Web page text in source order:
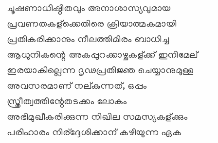
ചൂഷണാധിഷ്ഠിതവും അനാശാസ്യവുമായ
പ്രവണതകള്ക്കെതിരെ ക്രിയാത്മകമായി
പ്രതികരിക്കാനും നീലത്തിമിരം ബാധിച്ച
ആധുനികന്റെ അകപ്പുറക്കാഴ്ചകള്ക്ക് ഇനിമേല്
ഇരയാകില്ലെന്ന ദൃഢപ്രതിജ്ഞ ചെയ്യാനുമുള്ള
അവസരമാണ് നല്കുന്നത്, ഒപ്പം
സ്ത്രീത്വത്തിന്റേതടക്കം ലോകം
അഭിമുഖീകരിക്കുന്ന നിഖില സമസ്യകള്ക്കും
പരിഹാരം നിര്ദ്ദേശിക്കാന് കഴിയുന്ന ഏക